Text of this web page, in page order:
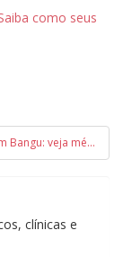
como seus
Melhores ortopedistas em Bangu: veja médicos, clínicas e avaliações de pacientes
clínicas e